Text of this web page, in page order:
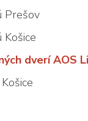
Prešov
dverí AOS